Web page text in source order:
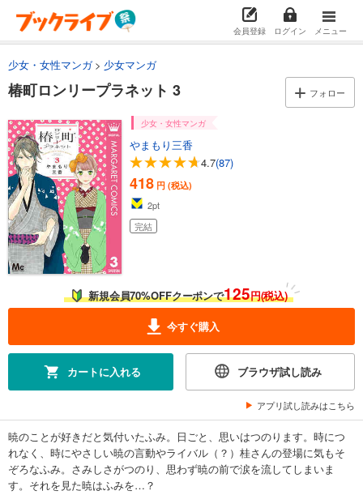
会員登録 ログイン メニュー
少女・女性マンガ 少女マンガ
椿町ロンリープラネット 3 フォロー
少女・女性マンガ
やまもり三香
4.7(87)
418 円 (税込)
2pt
完結
新規会員70%OFFクーポンで125円(税込)
今すぐ購入
カートに入れる ブラウザ試し読み
アプリ試し読みはこちら
暁のことが好きだと気付いたふみ。日ごと、思いはつのります。時につ
れなく、時にやさしい暁の言動やライバル（？）桂さんの登場に気もそ
ぞろなふみ。さみしさがつのり、思わず暁の前で涙を流してしまいま
す。それを見た暁はふみを…？